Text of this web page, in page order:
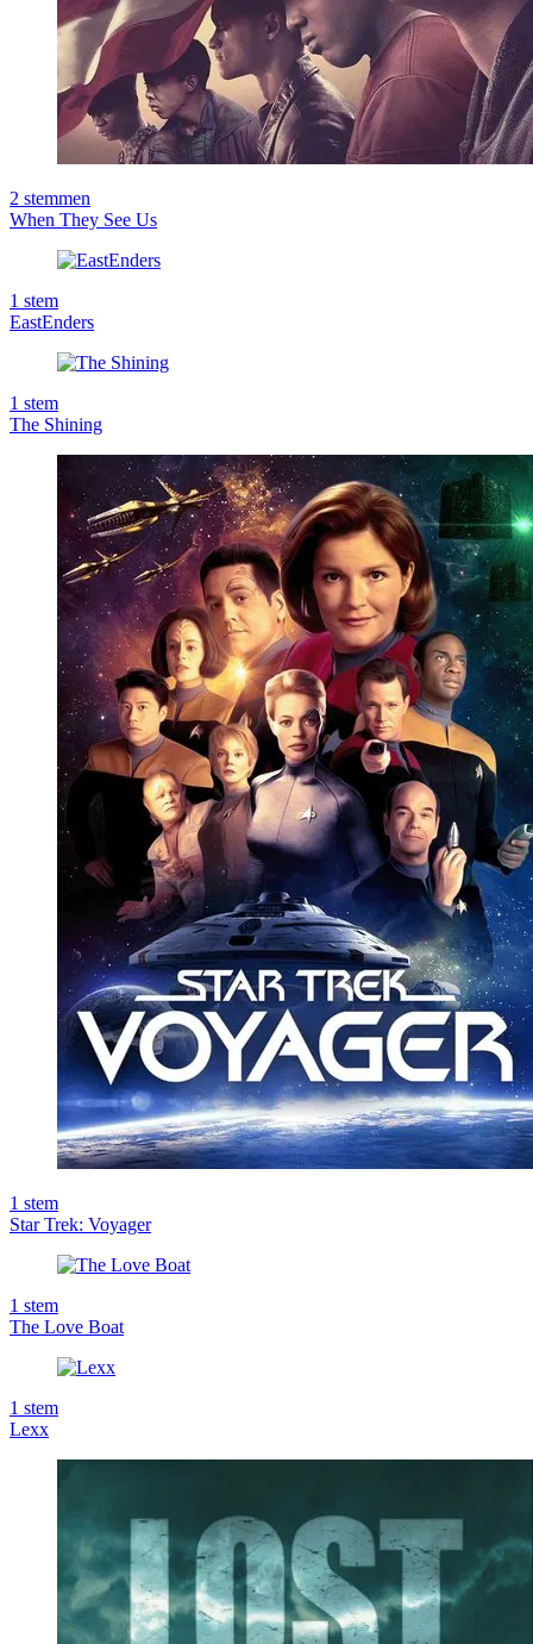
2 stemmen
When They See Us
1 stem
EastEnders
1 stem
The Shining
1 stem
Star Trek: Voyager
1 stem
The Love Boat
1 stem
Lexx